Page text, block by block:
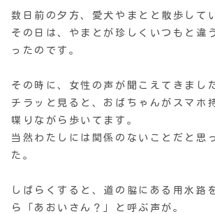
数日前の夕方、愛犬やまとと散歩して
その日は、やまとが珍しくいつもと違
ったのです。
その時に、女性の声が聞こえてきまし
チラッと見ると、おばちゃんがスマホ
喋りながら歩いてます。
当然わたしには関係のないことだと思
た。
しばらくすると、道の脇にある用水路
ら「あおいさん？」と呼ぶ声が。